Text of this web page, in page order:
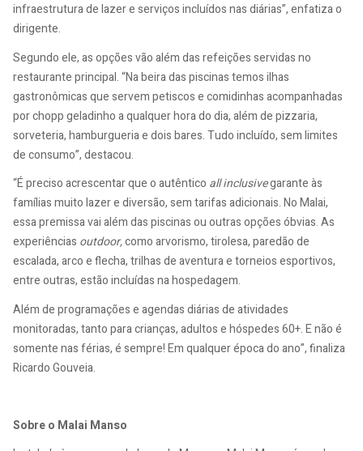
infraestrutura de lazer e serviços incluídos nas diárias”, enfatiza o
dirigente.
Segundo ele, as opções vão além das refeições servidas no
restaurante principal. “Na beira das piscinas temos ilhas
gastronômicas que servem petiscos e comidinhas acompanhadas
por chopp geladinho a qualquer hora do dia, além de pizzaria,
sorveteria, hamburgueria e dois bares. Tudo incluído, sem limites
de consumo”, destacou.
“É preciso acrescentar que o autêntico all inclusivegarante às
famílias muito lazer e diversão, sem tarifas adicionais. No Malai,
essa premissa vai além das piscinas ou outras opções óbvias. As
experiências outdoor,como arvorismo, tirolesa, paredão de
escalada, arco e flecha, trilhas de aventura e torneios esportivos,
entre outras, estão incluídas na hospedagem.
Além de programações e agendas diárias de atividades
monitoradas, tanto para crianças, adultos e hóspedes 60+. E não é
somente nas férias, é sempre! Em qualquer época do ano”, finaliza
Ricardo Gouveia.
Sobre o Malai Manso